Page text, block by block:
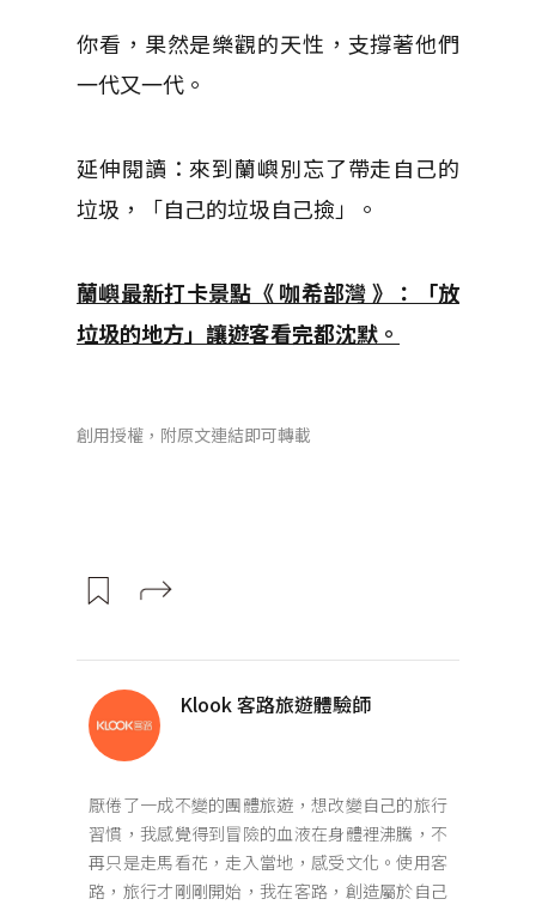
你看，果然是樂觀的天性，支撐著他們
一代又一代。
延伸閱讀：來到蘭嶼別忘了帶走自己的
垃圾，「自己的垃圾自己撿」。
蘭嶼最新打卡景點《 咖希部灣 》：「放
垃圾的地方」讓遊客看完都沈默。
創用授權，附原文連結即可轉載
Klook 客路旅遊體驗師
厭倦了一成不變的團體旅遊，想改變自己的旅行
習慣，我感覺得到冒險的血液在身體裡沸騰，不
再只是走馬看花，走入當地，感受文化。使用客
路，旅行才剛剛開始，我在客路，創造屬於自己